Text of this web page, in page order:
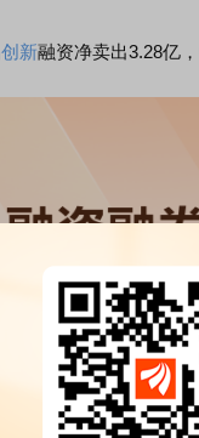
新融资净卖出3.28亿，